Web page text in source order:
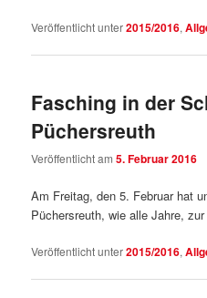
Veröffentlicht unter2015/2016,
Fasching in der
Püchersreuth
Veröffentlicht am5. Februar 2016
Am Freitag, den 5. Februar hat
Püchersreuth, wie alle Jahre,
Veröffentlicht unter2015/2016,